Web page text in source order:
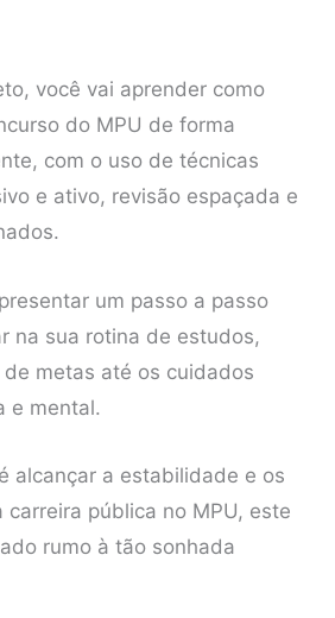
você vai aprender como
do MPU de forma
com o uso de técnicas
e ativo, revisão espaçada e
um passo a passo
na sua rotina de estudos,
metas até os cuidados
e mental.
alcançar a estabilidade e os
pública no MPU, este
rumo à tão sonhada